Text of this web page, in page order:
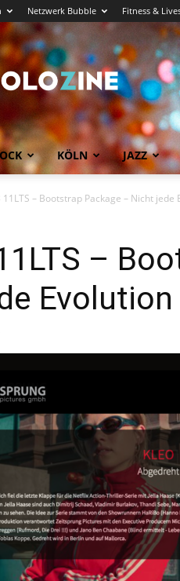
Netzwerk Bubble Fitness &
Köln
News
COLOZINE
Magazin
KÖLN JAZZ
11LTS – Bootstrap Package – Nicht jede
–